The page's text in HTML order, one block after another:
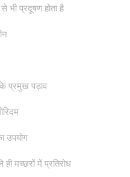
भी प्रदूषण होता है
प्रमुख पड़ाव
उपयोग
मच्छरों में प्रतिरोध